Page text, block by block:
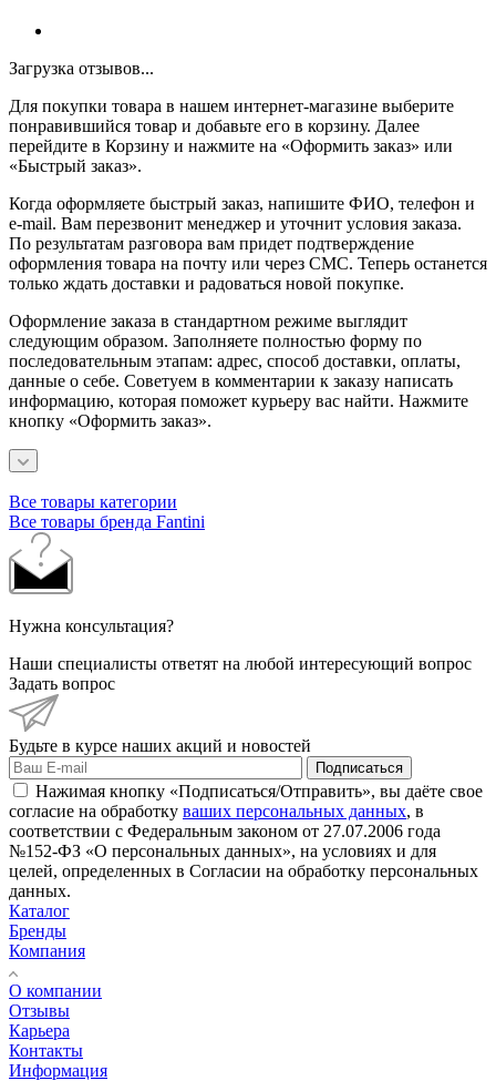
Загрузка отзывов...
Для покупки товара в нашем интернет-магазине выберите
понравившийся товар и добавьте его в корзину. Далее
перейдите в Корзину и нажмите на «Оформить заказ» или
«Быстрый заказ».
Когда оформляете быстрый заказ, напишите ФИО, телефон и
e-mail. Вам перезвонит менеджер и уточнит условия заказа.
По результатам разговора вам придет подтверждение
оформления товара на почту или через СМС. Теперь останется
только ждать доставки и радоваться новой покупке.
Оформление заказа в стандартном режиме выглядит
следующим образом. Заполняете полностью форму по
последовательным этапам: адрес, способ доставки, оплаты,
данные о себе. Советуем в комментарии к заказу написать
информацию, которая поможет курьеру вас найти. Нажмите
кнопку «Оформить заказ».
Все товары категории
Все товары бренда Fantini
Нужна консультация?
Наши специалисты ответят на любой интересующий вопрос
Задать вопрос
Будьте в курсе наших акций и новостей
Подписаться
Нажимая кнопку «Подписаться/Отправить», вы даёте свое
согласие на обработку ваших персональных данных, в
соответствии с Федеральным законом от 27.07.2006 года
№152-ФЗ «О персональных данных», на условиях и для
целей, определенных в Согласии на обработку персональных
данных.
Каталог
Бренды
Компания
О компании
Отзывы
Карьера
Контакты
Информация